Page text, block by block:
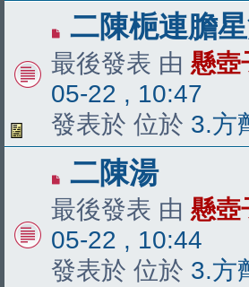
有
新
文
章
二陳梔連膽
最後發表 由 懸壺
05-22 , 10:47
發表於 位於 3.方
有
新
文
章
二陳湯
最後發表 由 懸壺
05-22 , 10:44
發表於 位於 3.方